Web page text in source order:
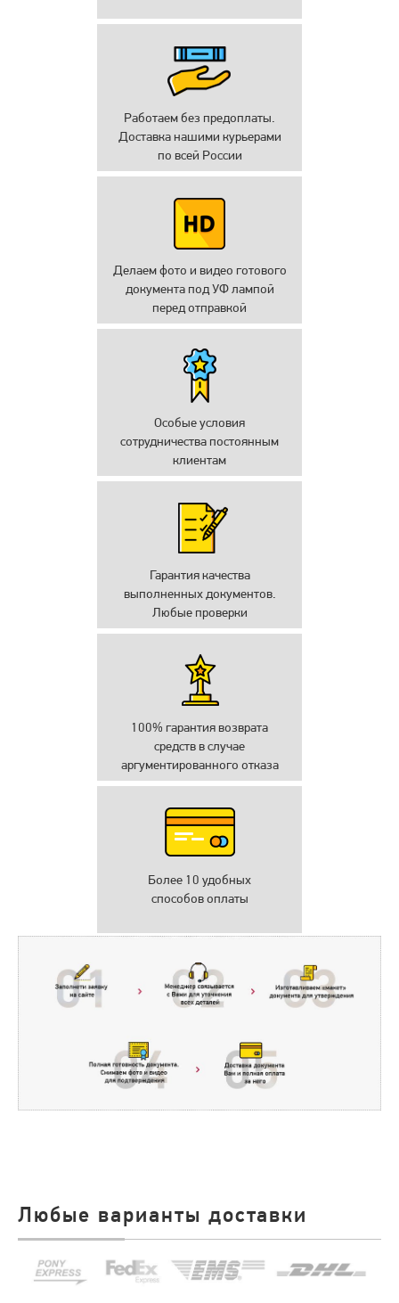
Работаем без предоплаты.
Доставка нашими курьерами
по всей России
Делаем фото и видео готового
документа под УФ лампой
перед отправкой
Особые условия
сотрудничества постоянным
клиентам
Гарантия качества
выполненных документов.
Любые проверки
100% гарантия возврата
средств в случае
аргументированного отказа
Более 10 удобных
способов оплаты
Любые варианты доставки